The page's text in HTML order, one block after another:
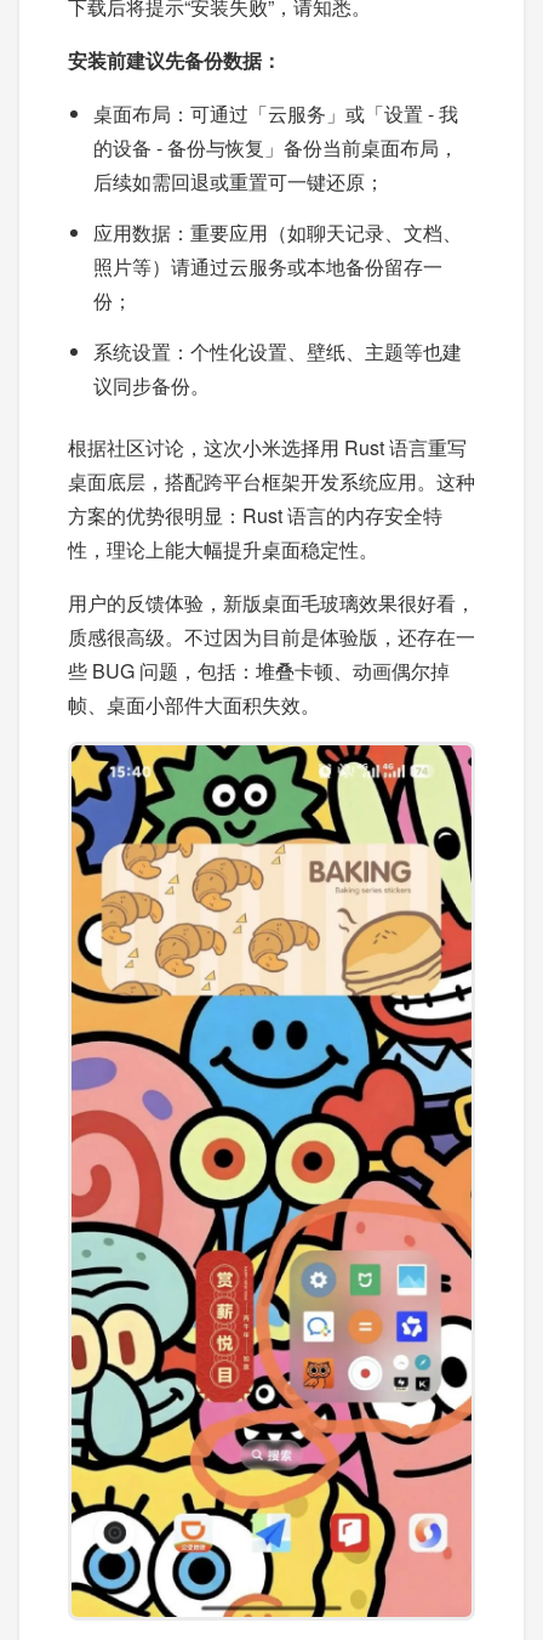
下载后将提示“安装失败”，请知悉。
安装前建议先备份数据：
桌面布局：可通过「云服务」或「设置 - 我
的设备 - 备份与恢复」备份当前桌面布局，
后续如需回退或重置可一键还原；
应用数据：重要应用（如聊天记录、文档、
照片等）请通过云服务或本地备份留存一
份；
系统设置：个性化设置、壁纸、主题等也建
议同步备份。
根据社区讨论，这次小米选择用 Rust 语言重写
桌面底层，搭配跨平台框架开发系统应用。这种
方案的优势很明显：Rust 语言的内存安全特
性，理论上能大幅提升桌面稳定性。
用户的反馈体验，新版桌面毛玻璃效果很好看，
质感很高级。不过因为目前是体验版，还存在一
些 BUG 问题，包括：堆叠卡顿、动画偶尔掉
帧、桌面小部件大面积失效。